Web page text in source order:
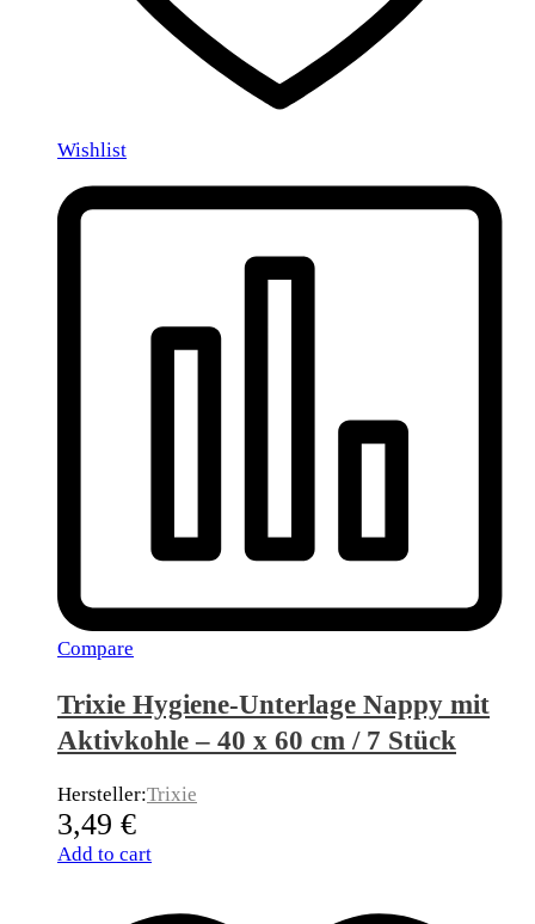
Wishlist
Compare
Trixie Hygiene-Unterlage Nappy mit
Aktivkohle – 40 x 60 cm / 7 Stück
Hersteller:Trixie
3,49 €
Add to cart